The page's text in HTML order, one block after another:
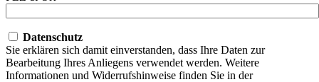
Datenschutz
Sie erklären sich damit einverstanden, dass Ihre Daten zur
Bearbeitung Ihres Anliegens verwendet werden. Weitere
Informationen und Widerrufshinweise finden Sie in der